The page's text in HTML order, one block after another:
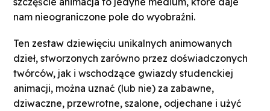
nam nieograniczone pole do wyobraźni.
Ten zestaw dziewięciu unikalnych animowanych
dzieł, stworzonych zarówno przez doświadczonych
twórców, jak i wschodzące gwiazdy studenckiej
animacji, można uznać (lub nie) za zabawne,
dziwaczne, przewrotne, szalone, odjechane i użyć